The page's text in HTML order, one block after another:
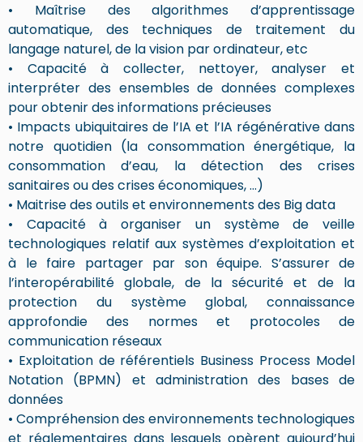
• Maîtrise des algorithmes d’apprentissage
automatique, des techniques de traitement du
langage naturel, de la vision par ordinateur, etc
• Capacité à collecter, nettoyer, analyser et
interpréter des ensembles de données complexes
pour obtenir des informations précieuses
• Impacts ubiquitaires de l’IA et l’IA régénérative dans
notre quotidien (la consommation énergétique, la
consommation d’eau, la détection des crises
sanitaires ou des crises économiques, …)
• Maitrise des outils et environnements des Big data
• Capacité à organiser un système de veille
technologiques relatif aux systèmes d’exploitation et
à le faire partager par son équipe. S’assurer de
l’interopérabilité globale, de la sécurité et de la
protection du système global, connaissance
approfondie des normes et protocoles de
communication réseaux
• Exploitation de référentiels Business Process Model
Notation (BPMN) et administration des bases de
données
• Compréhension des environnements technologiques